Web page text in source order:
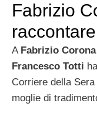
Fabrizio
A Fabrizio Corona
Francesco Totti
Corriere della
moglie di